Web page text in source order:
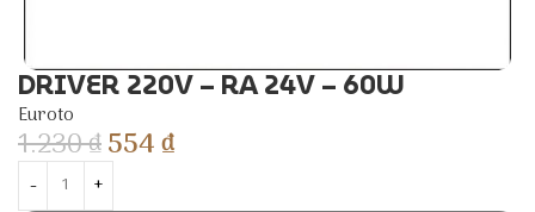
DRIVER 220V – RA 24V – 60W
Euroto
1.230₫554₫